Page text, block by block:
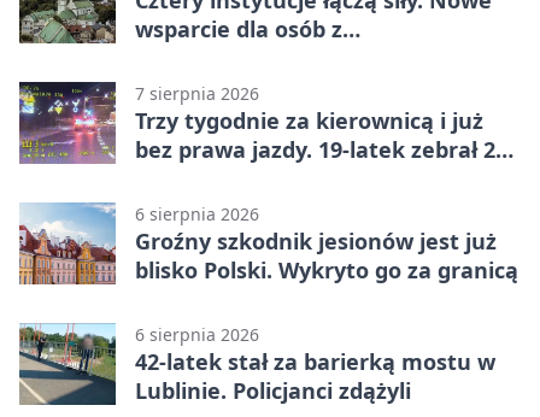
wsparcie dla osób z
7 sierpnia 2026
Trzy tygodnie za kierownicą i już
bez prawa jazdy. 19-latek zebrał 23
6 sierpnia 2026
Groźny szkodnik jesionów jest już
blisko Polski. Wykryto go za granicą
6 sierpnia 2026
42-latek stał za barierką mostu w
Lublinie. Policjanci zdążyli